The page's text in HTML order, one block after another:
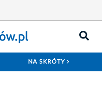
NA SKRÓTY